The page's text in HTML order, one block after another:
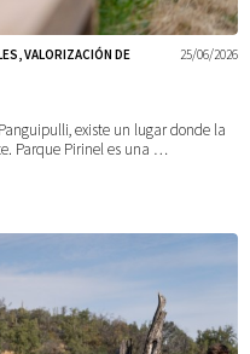
25/06/2026
VALORIZACIÓN DE
existe un lugar donde la
Parque Pirinel es una …